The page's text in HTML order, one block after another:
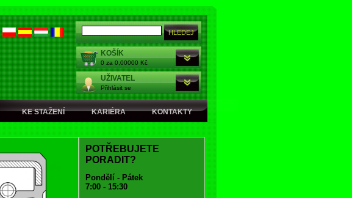
KOŠÍK
0 za 0,00000 Kč
UŽIVATEL
Přihlásit se
KE STAŽENÍ KARIÉRA KONTAKTY
POTŘEBUJETE
PORADIT?
Pondělí - Pátek
7:00 - 15:30